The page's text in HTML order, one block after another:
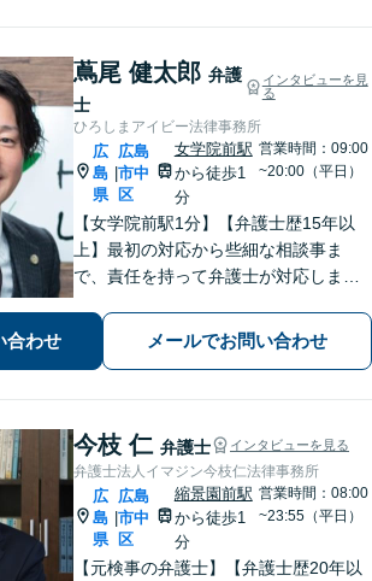
蔦尾 健太郎 弁護
士
インタビューを見
る
ひろしまアイビー法律事務所
広
島
県
|
広島
市中
区
女学院前駅
から徒歩1
分
営業時間：09:00
~20:00（平日）
【女学院前駅1分】【弁護士歴15年以
上】最初の対応から些細な相談事ま
で、責任を持って弁護士が対応しま
やすくご説明。依頼者さまの不安の軽
減に努めつつ「誠実さ・早期解決」を
合わせ メールでお問い合わせ
今枝 仁 弁護士 インタビューを見る
弁護士法人イマジン今枝仁法律事務所
広
島
県
|
広島
市中
区
縮景園前駅
から徒歩1
分
営業時間：08:00
~23:55（平日）
【元検事の弁護士】【弁護士歴20年以